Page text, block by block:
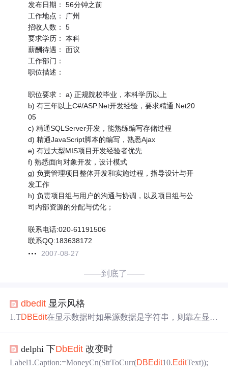
发布日期： 56分钟之前
工作地点： 广州
招收人数： 5
要求学历： 本科
薪酬待遇： 面议
工作部门：
职位描述：
职位要求： a) 正规院校毕业，本科学历以上
b) 有三年以上C#/ASP.Net开发经验，要求精通.Net20
05
c) 精通SQLServer开发，能熟练编写存储过程
d) 精通JavaScript脚本的编写，熟悉Ajax
e) 有过大型MIS项目开发经验者优先
f) 熟悉面向对象开发，设计模式
g) 负责管理项目整体开发和实施过程，指导设计与开
发工作
h) 负责项目组与用户的沟通与协调，以及项目组与公
司内部资源的分配与优化；
联系电话:020-61191506
联系QQ:183638172
2007-08-27
——到底了——
dbedit 显示风格
1.TDBEdit在显示数据时如果源数据是字符串，则靠左显
nment:=taLeftJustify;DBEdi的Field属性只在运行期可见，也
就是说只能用代码，而不能再设计时访问 它对应的就是D
delphi 下DbEdit 改变时
Label1.Caption:=MoneyCn(StrToCurr(DBEdit10.EditText));